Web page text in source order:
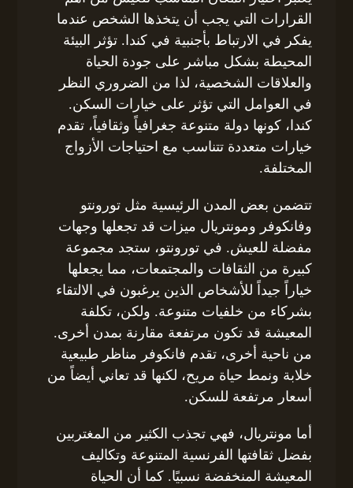
القرارات التي يجب أن يتخذها الشخص عندما
يفكر في الارتباط بأجنبية في كندا. تؤثر البيئة
المحيطة بشكل مباشر على جودة الحياة
والعلاقات الشخصية، لذا من الضروري النظر
في العوامل التي تؤثر على خيارات السكن.
كندا، كونها دولة متنوعة جغرافياً وثقافياً، تقدم
خيارات متعددة تتناسب مع احتياجات الأزواج
المختلفة.
تتضمن بعض المدن الرئيسية مثل تورونتو
وفانكوفر ومونتريال ميزات قد تجعلها وجهات
مفضلة للعيش. في تورونتو، ستجد مجموعة
كبيرة من الثقافات والمجتمعات، مما يجعلها
خياراً جيداً للأشخاص الذين يرغبون في الالتقاء
بشركاء من خلفيات متنوعة. ولكن، تكلفة
المعيشة قد تكون مرتفعة مقارنة بمدن أخرى.
من ناحية أخرى، تقدم فانكوفر مناظر طبيعية
خلابة ونمط حياة مريح، لكنها قد تعاني أيضاً من
أسعار مرتفعة للسكن.
أما مونتريال، فهي تجذب الكثير من المغتربين
بفضل ثقافتها الفرنسية المتنوعة وتكاليف
المعيشة المنخفضة نسبيًا. كما أن الحياة